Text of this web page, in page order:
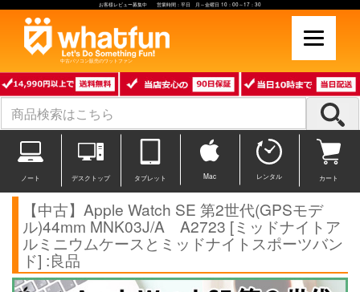
お客様レビュー募集中 営業時間：平日 月～金曜日 10：00～17：30
中古パソコン販売のワットファン
ノート デスクトップ タブレット Mac レンタル カート
【中古】Apple Watch SE 第2世代(GPSモデ
ル)44mm MNK03J/A A2723 [ミッドナイトア
ルミニウムケースとミッドナイトスポーツバン
ド] :良品